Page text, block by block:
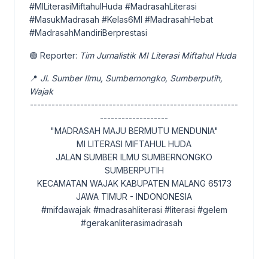
#MILiterasiMiftahulHuda #MadrasahLiterasi
#MasukMadrasah #Kelas6MI #MadrasahHebat
#MadrasahMandiriBerprestasi
🟢 Reporter: Tim Jurnalistik MI Literasi Miftahul Huda
📍 Jl. Sumber Ilmu, Sumbernongko, Sumberputih,
Wajak
----------------------------------------------------------
-------------------
"MADRASAH MAJU BERMUTU MENDUNIA"
MI LITERASI MIFTAHUL HUDA
JALAN SUMBER ILMU SUMBERNONGKO
SUMBERPUTIH
KECAMATAN WAJAK KABUPATEN MALANG 65173
JAWA TIMUR - INDONONESIA
#mifdawajak #madrasahliterasi #literasi #gelem
#gerakanliterasimadrasah